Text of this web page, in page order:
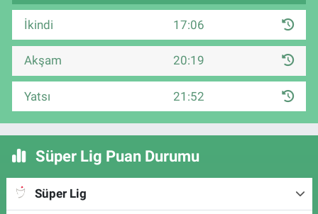
İkindi 17:06
Akşam 20:19
Yatsı 21:52
Süper Lig Puan Durumu
Süper Lig